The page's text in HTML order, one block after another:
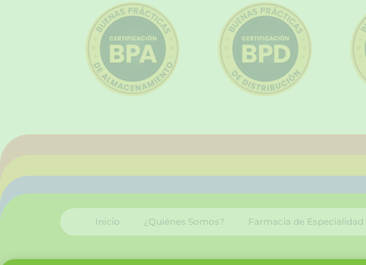
Inicio ¿Quiénes Somos? Farmacia de Especialidad